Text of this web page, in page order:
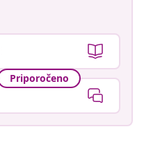
Priporočeno